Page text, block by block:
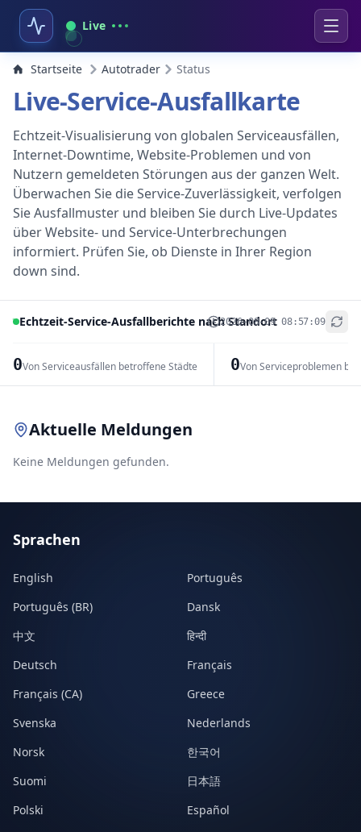
Live
Startseite Autotrader Status
Live-Service-Ausfallkarte
Echtzeit-Visualisierung von globalen Serviceausfällen,
Internet-Downtime, Website-Problemen und von
Nutzern gemeldeten Störungen aus der ganzen Welt.
Überwachen Sie die Service-Zuverlässigkeit, verfolgen
Sie Ausfallmuster und bleiben Sie durch Live-Updates
über Website- und Service-Unterbrechungen
informiert. Prüfen Sie, ob Dienste in Ihrer Region
down sind.
Echtzeit-Service-Ausfallberichte nach Standort
2026-08-09 08:57:09
0Von Serviceausfällen betroffene Städte 0Von Serviceproblemen
+
Aktuelle Meldungen
Keine Meldungen gefunden.
Sprachen
English
Português
Português (BR)
Dansk
中文
हिन्दी
Deutsch
Français
Français (CA)
Greece
Svenska
Nederlands
Norsk
한국어
Suomi
日本語
Polski
Español